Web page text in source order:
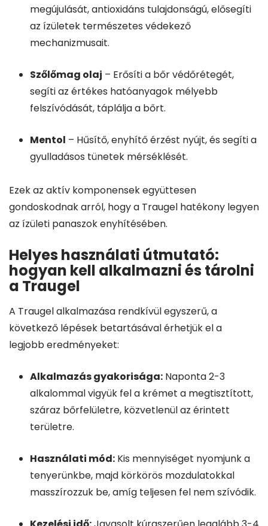
megújulását, antioxidáns tulajdonságú, elősegíti
az ízületek természetes védekező
mechanizmusait.
Szőlőmag olaj – Erősíti a bőr védőrétegét,
segíti az értékes hatóanyagok mélyebb
felszívódását, táplálja a bőrt.
Mentol – Hűsítő, enyhítő érzést nyújt, és segíti a
gyulladásos tünetek mérséklését.
Ezek az aktív komponensek együttesen
gondoskodnak arról, hogy a Traugel hatékony legyen
az ízületi panaszok enyhítésében.
Helyes használati útmutató:
hogyan kell alkalmazni és tárolni
a Traugel
A Traugel alkalmazása rendkívül egyszerű, a
következő lépések betartásával érhetjük el a
legjobb eredményeket:
Alkalmazás gyakorisága: Naponta 2-3
alkalommal vigyük fel a krémet a megtisztított,
száraz bőrfelületre, közvetlenül az érintett
területre.
Használati mód: Kis mennyiséget nyomjunk a
tenyerünkbe, majd körkörös mozdulatokkal
masszírozzuk be, amíg teljesen fel nem szívódik.